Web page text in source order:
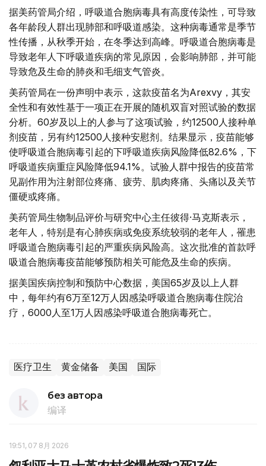
据美药管局介绍，呼吸道合胞病毒具有高度传染性，可导致
各年龄段人群出现肺部和呼吸道感染。这种病毒通常是季节
性传播，从秋季开始，在冬季达到高峰。呼吸道合胞病毒是
导致老年人下呼吸道疾病的常见原因，会影响肺部，并可能
导致危及生命的肺炎和毛细支气管炎。
美药管局在一份声明中表示，这款疫苗名为Arexvy，其安
全性和有效性基于一项正在开展的随机双盲对照试验的数据
分析。60岁及以上的人参与了这项试验，约12500人接种单
剂疫苗，另有约12500人接种安慰剂。结果显示，疫苗能够
使呼吸道合胞病毒引起的下呼吸道疾病风险降低82.6%，下
呼吸道疾病重症风险降低94.1%。试验人群中报告的疫苗常
见副作用为注射部位疼痛、疲劳、肌肉疼痛、头痛以及关节
僵硬或疼痛。
美药管局生物制品评价与研究中心主任彼得·马克斯表示，
老年人，特别是有心肺疾病或免疫系统较弱的老年人，罹患
呼吸道合胞病毒引起的严重疾病风险高。这次批准的首款呼
吸道合胞病毒疫苗能够预防相关可能危及生命的疾病。
据美国疾病控制和预防中心数据，美国65岁及以上人群
中，每年约有6万至12万人因感染呼吸道合胞病毒住院治
疗，6000人至1万人因感染呼吸道合胞病毒死亡。
医疗卫生 黄金储备 美国 国际
без автора
编译
19:51, 07 8月 2026